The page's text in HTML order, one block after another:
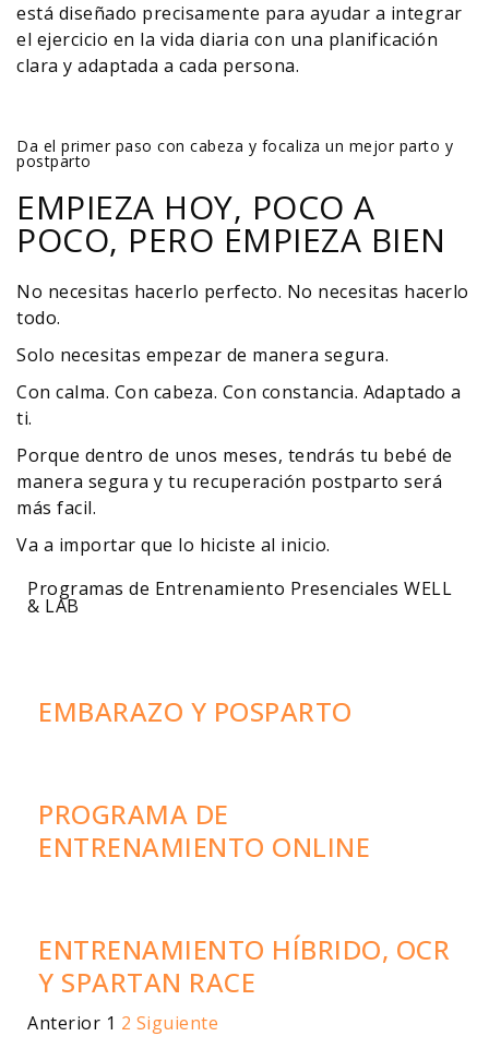
está diseñado precisamente para ayudar a integrar
el ejercicio en la vida diaria con una planificación
clara y adaptada a cada persona.
Da el primer paso con cabeza y focaliza un mejor parto y
postparto
EMPIEZA HOY, POCO A
POCO, PERO EMPIEZA BIEN
No necesitas hacerlo perfecto. No necesitas hacerlo
todo.
Solo necesitas empezar de manera segura.
Con calma. Con cabeza. Con constancia. Adaptado a
ti.
Porque dentro de unos meses, tendrás tu bebé de
manera segura y tu recuperación postparto será
más facil.
Va a importar que lo hiciste al inicio.
Programas de Entrenamiento Presenciales WELL
& LAB
EMBARAZO Y POSPARTO
PROGRAMA DE
ENTRENAMIENTO ONLINE
ENTRENAMIENTO HÍBRIDO, OCR
Y SPARTAN RACE
Anterior 1 2 Siguiente